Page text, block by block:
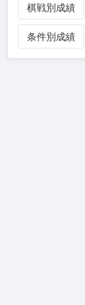
棋戦別成績
条件別成績